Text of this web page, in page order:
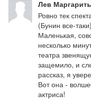
Лев
Ровно тек
(Бунин все-
Маленькая,
несколько
театра
защемило, и
рассказ, я
Вот она -
актриса!